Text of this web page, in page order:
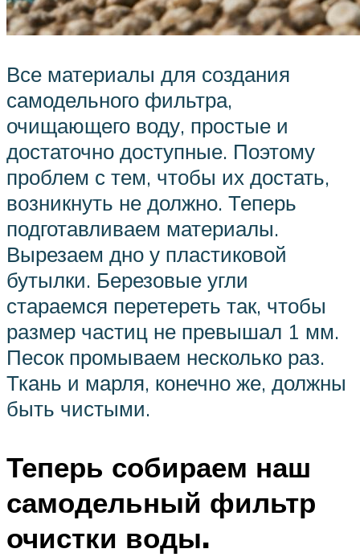
Все материалы для создания
самодельного фильтра,
очищающего воду, простые и
достаточно доступные. Поэтому
проблем с тем, чтобы их достать,
возникнуть не должно. Теперь
подготавливаем материалы.
Вырезаем дно у пластиковой
бутылки. Березовые угли
стараемся перетереть так, чтобы
размер частиц не превышал 1 мм.
Песок промываем несколько раз.
Ткань и марля, конечно же, должны
быть чистыми.
Теперь собираем наш
самодельный фильтр
очистки воды.